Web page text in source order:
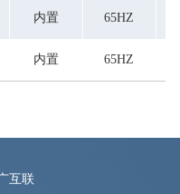
内置 65HZ
内置 65HZ
互联